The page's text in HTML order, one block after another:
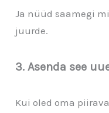
Ja nüüd saamegi
juurde.
3. Asenda see
Kui oled oma